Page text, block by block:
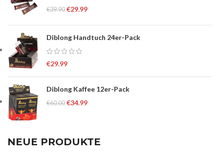
€39.90 €29.99
Diblong Handtuch 24er-Pack
€29.99
Diblong Kaffee 12er-Pack
€60.00 €34.99
NEUE PRODUKTE